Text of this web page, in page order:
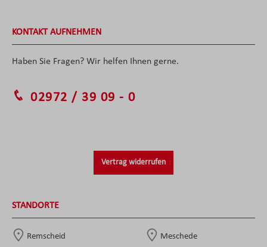
KONTAKT AUFNEHMEN
Haben Sie Fragen? Wir helfen Ihnen gerne.
02972 / 39 09 - 0
Vertrag widerrufen
STANDORTE
Remscheid Meschede